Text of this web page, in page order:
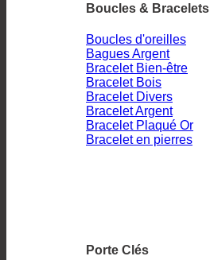
Boucles & Bracelets
Boucles d'oreilles
Bagues Argent
Bracelet Bien-être
Bracelet Bois
Bracelet Divers
Bracelet Argent
Bracelet Plaqué Or
Bracelet en pierres
Porte Clés